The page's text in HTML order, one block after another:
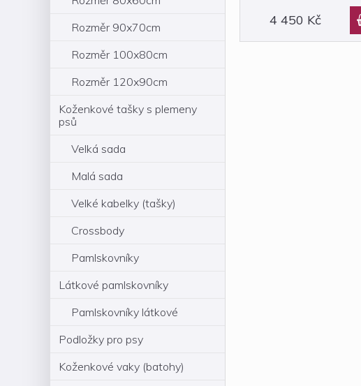
Rozměr 90x70cm
Rozměr 100x80cm
Rozměr 120x90cm
Koženkové tašky s plemeny
psů
Velká sada
Malá sada
Velké kabelky (tašky)
Crossbody
Pamlskovníky
Látkové pamlskovníky
Pamlskovníky látkové
Podložky pro psy
Koženkové vaky (batohy)
4 450 Kč